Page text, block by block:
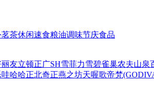
茶休闲速食粮油调味节庆食品
丽友立顿正广SH雪菲力雪碧雀巢农夫山泉
哇哈哈正北奇正燕之坊天喔歌帝梵